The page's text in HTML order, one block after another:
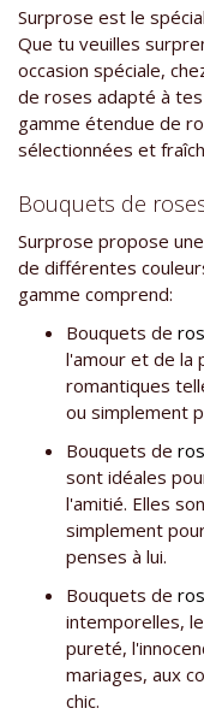
Surprose est le
Que tu veuilles
occasion spéciale,
de roses adapté à
gamme étendue de
sélectionnées et
Bouquets de
Surprose propose
de différentes
gamme comprend:
Bouquets de
l'amour et de la
romantiques
ou simplement
Bouquets de
sont idéales
l'amitié. Elles
simplement
penses à lui.
Bouquets de
intemporelles,
pureté,
mariages, aux
chic.